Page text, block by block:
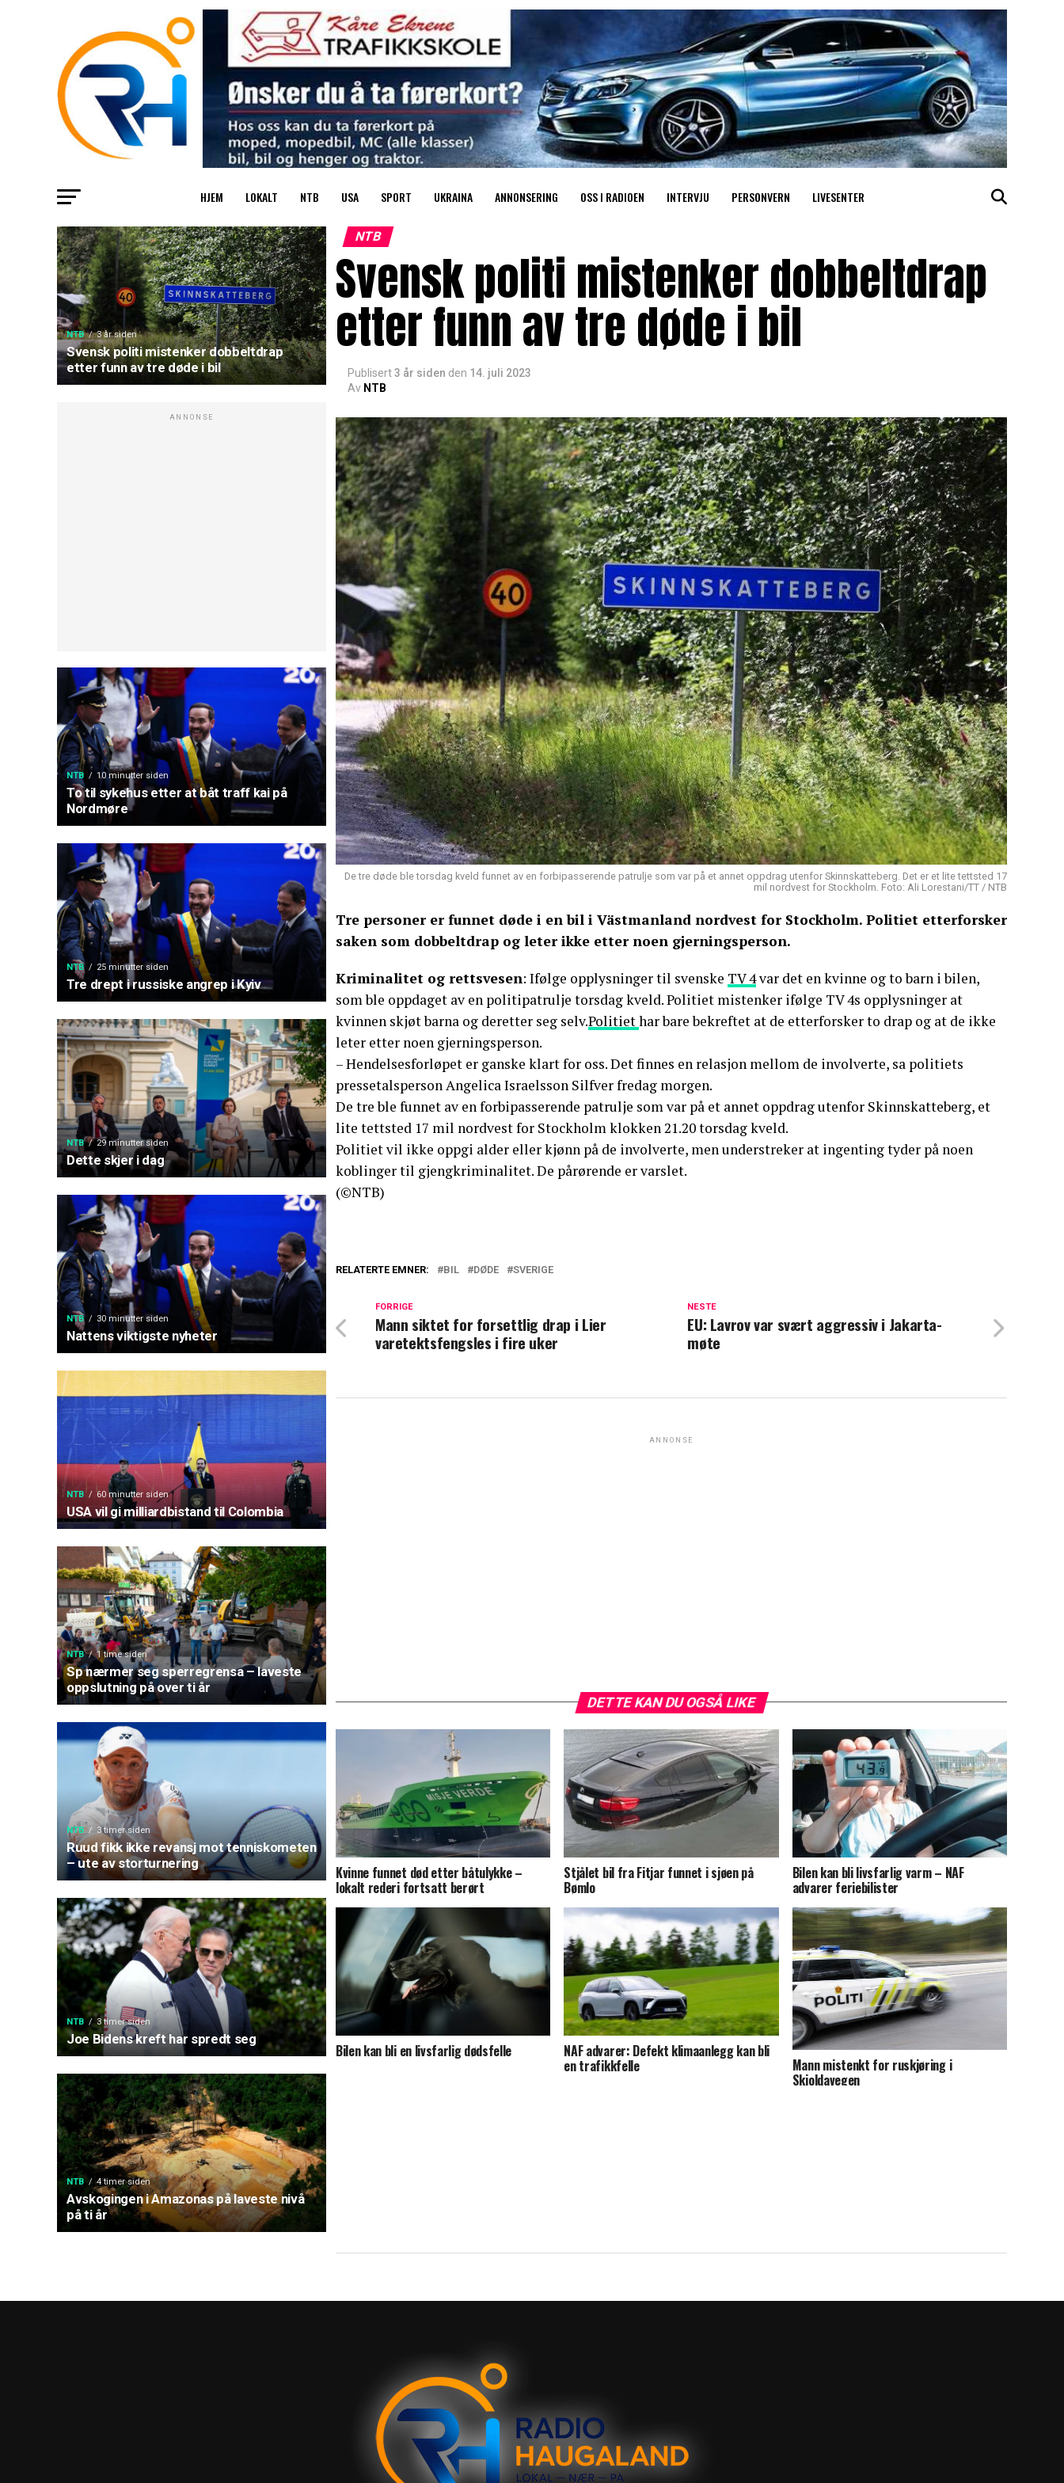
HJEM LOKALT NTB USA SPORT UKRAINA ANNONSERING OSS I RADIOEN INTERVJU PERSONVERN LIVESENTER
NTB 3 år siden
Svensk politi mistenker dobbeltdrap
etter funn av tre døde i bil
ANNONSE
NTB 10 minutter siden
To til sykehus etter at båt traff kai på
Nordmøre
NTB 25 minutter siden
Tre drept i russiske angrep i Kyiv
NTB 29 minutter siden
Dette skjer i dag
NTB 30 minutter siden
Nattens viktigste nyheter
NTB 60 minutter siden
USA vil gi milliardbistand til Colombia
NTB 1 time siden
Sp nærmer seg sperregrensa – laveste
oppslutning på over ti år
NTB 3 timer siden
Ruud fikk ikke revansj mot tenniskometen
– ute av storturnering
NTB 3 timer siden
Joe Bidens kreft har spredt seg
NTB 4 timer siden
Avskogingen i Amazonas på laveste nivå
på ti år
NTB
Svensk politi mistenker dobbeltdrap
etter funn av tre døde i bil
Publisert3 år siden den 14. juli 2023
Av NTB
De tre døde ble torsdag kveld funnet av en forbipasserende patrulje som var på et annet oppdrag utenfor Skinnskatteberg. Det er et lite tettsted 17
mil nordvest for Stockholm. Foto: Ali Lorestani/TT / NTB
Tre personer er funnet døde i en bil i Västmanland nordvest for Stockholm. Politiet etterforsker
saken som dobbeltdrap og leter ikke etter noen gjerningsperson.
Kriminalitet og rettsvesen: Ifølge opplysninger til svenske TV 4var det en kvinne og to barn i bilen,
som ble oppdaget av en politipatrulje torsdag kveld. Politiet mistenker ifølge TV 4s opplysninger at
kvinnen skjøt barna og deretter seg selv.Politiethar bare bekreftet at de etterforsker to drap og at de ikke
leter etter noen gjerningsperson.
– Hendelsesforløpet er ganske klart for oss. Det finnes en relasjon mellom de involverte, sa politiets
pressetalsperson Angelica Israelsson Silfver fredag morgen.
De tre ble funnet av en forbipasserende patrulje som var på et annet oppdrag utenfor Skinnskatteberg, et
lite tettsted 17 mil nordvest for Stockholm klokken 21.20 torsdag kveld.
Politiet vil ikke oppgi alder eller kjønn på de involverte, men understreker at ingenting tyder på noen
koblinger til gjengkriminalitet. De pårørende er varslet.
(©NTB)
RELATERTE EMNER: BIL DØDE SVERIGE
NESTE
EU: Lavrov var svært aggressiv i Jakarta-
møte
FORRIGE
Mann siktet for forsettlig drap i Lier
varetektsfengsles i fire uker
ANNONSE
DETTE KAN DU OGSÅ LIKE
Kvinne funnet død etter båtulykke –
lokalt rederi fortsatt berørt
Stjålet bil fra Fitjar funnet i sjøen på
Bømlo
Bilen kan bli livsfarlig varm – NAF
advarer feriebilister
Bilen kan bli en livsfarlig dødsfelle NAF advarer: Defekt klimaanlegg kan bli
en trafikkfelle Mann mistenkt for ruskjøring i
Skjoldavegen